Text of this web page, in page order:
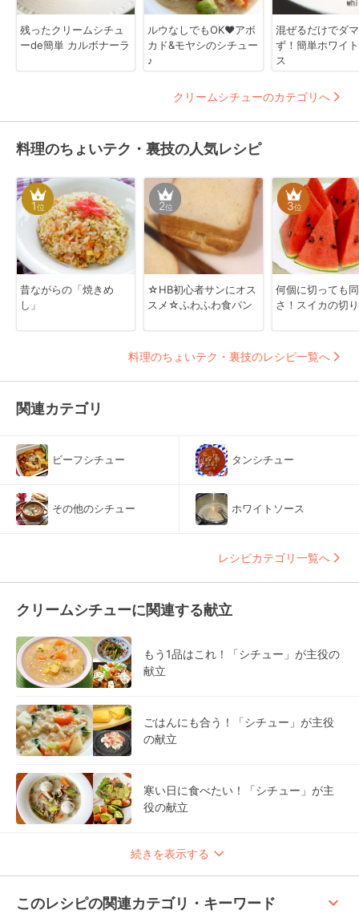
残ったクリームシチュ
ーde簡単 カルボナーラ
ルウなしでもOK❤アボ
カド&モヤシのシチュー
♪
混ぜるだけでダ
ず！簡単ホワイ
ス
クリームシチューのカテゴリへ
料理のちょいテク・裏技の人気レシピ
1位
昔ながらの「焼きめ
し」
2位
☆HB初心者サンにオス
スメ☆ふわふわ食パン
3位
何個に切っても
さ！スイカの切
料理のちょいテク・裏技のレシピ一覧へ
関連カテゴリ
ビーフシチュー タンシチュー
その他のシチュー ホワイトソース
レシピカテゴリ一覧へ
クリームシチューに関連する献立
もう1品はこれ！「シチュー」が主役の
献立
ごはんにも合う！「シチュー」が主役
の献立
寒い日に食べたい！「シチュー」が主
役の献立
続きを表示する
このレシピの関連カテゴリ・キーワード keyboard_arrow_up